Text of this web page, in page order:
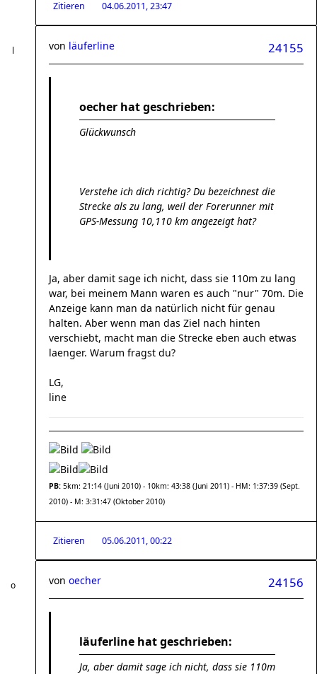
Zitieren 04.06.2011, 23:47
24155
von läuferline
oecher hat geschrieben:
Glückwunsch
Verstehe ich dich richtig? Du bezeichnest die
Strecke als zu lang, weil der Forerunner mit
GPS-Messung 10,110 km angezeigt hat?
Ja, aber damit sage ich nicht, dass sie 110m zu lang
war, bei meinem Mann waren es auch "nur" 70m. Die
Anzeige kann man da natürlich nicht für genau
halten. Aber wenn man das Ziel nach hinten
verschiebt, macht man die Strecke eben auch etwas
laenger. Warum fragst du?
LG,
line
PB: 5km: 21:14 (Juni 2010) - 10km: 43:38 (Juni 2011) - HM: 1:37:39 (Sept.
2010) - M: 3:31:47 (Oktober 2010)
Zitieren 05.06.2011, 00:22
24156
von oecher
läuferline hat geschrieben:
Ja, aber damit sage ich nicht, dass sie 110m